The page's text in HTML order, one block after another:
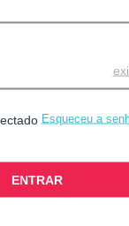
Esqueceu a